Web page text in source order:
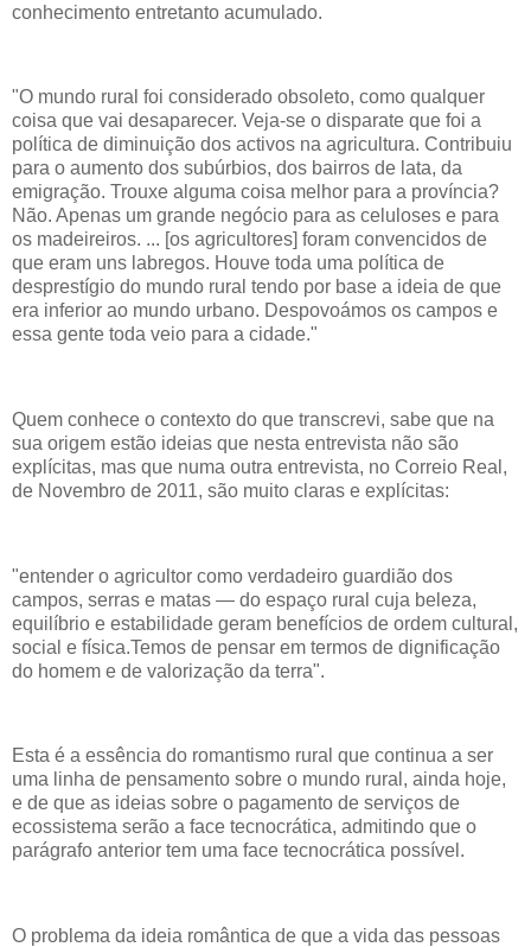
conhecimento entretanto acumulado.
"O mundo rural foi considerado obsoleto, como qualquer
coisa que vai desaparecer. Veja-se o disparate que foi a
política de diminuição dos activos na agricultura. Contribuiu
para o aumento dos subúrbios, dos bairros de lata, da
emigração. Trouxe alguma coisa melhor para a província?
Não. Apenas um grande negócio para as celuloses e para
os madeireiros. ... [os agricultores] foram convencidos de
que eram uns labregos. Houve toda uma política de
desprestígio do mundo rural tendo por base a ideia de que
era inferior ao mundo urbano. Despovoámos os campos e
essa gente toda veio para a cidade."
Quem conhece o contexto do que transcrevi, sabe que na
sua origem estão ideias que nesta entrevista não são
explícitas, mas que numa outra entrevista, no Correio Real,
de Novembro de 2011, são muito claras e explícitas:
"entender o agricultor como verdadeiro guardião dos
campos, serras e matas — do espaço rural cuja beleza,
equilíbrio e estabilidade geram benefícios de ordem cultural,
social e física.Temos de pensar em termos de dignificação
do homem e de valorização da terra".
Esta é a essência do romantismo rural que continua a ser
uma linha de pensamento sobre o mundo rural, ainda hoje,
e de que as ideias sobre o pagamento de serviços de
ecossistema serão a face tecnocrática, admitindo que o
parágrafo anterior tem uma face tecnocrática possível.
O problema da ideia romântica de que a vida das pessoas